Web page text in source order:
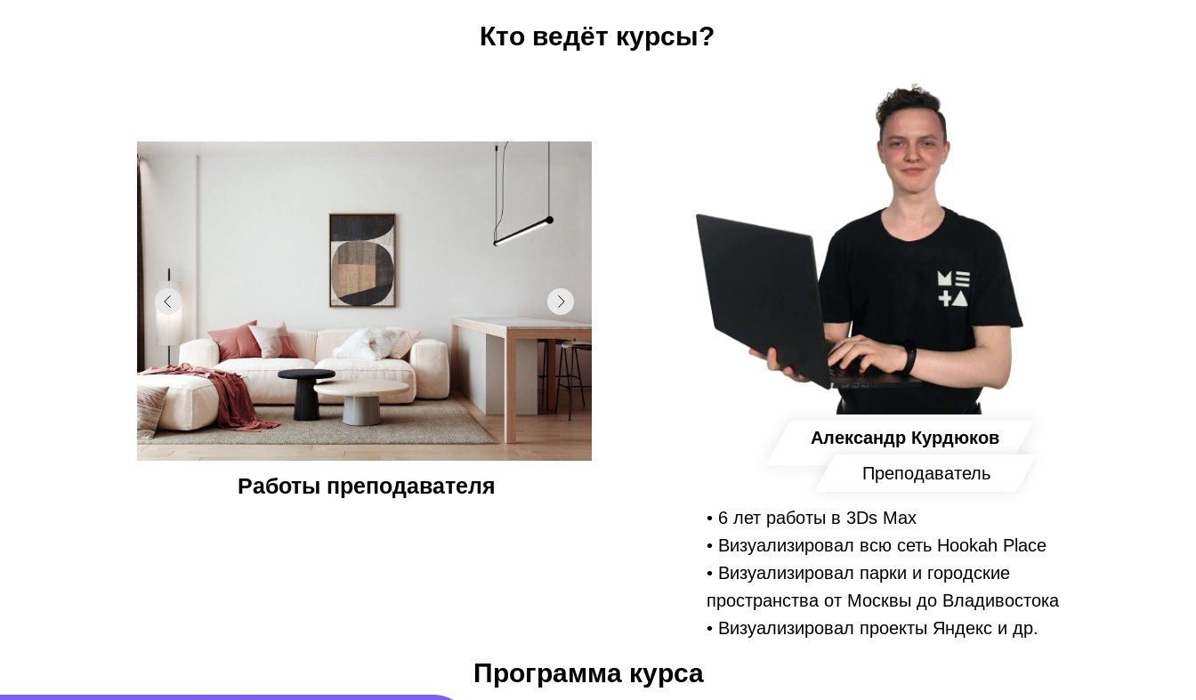
Александр Курдюков
Преподаватель
Кто ведёт курсы?
Работы преподавателя
• 6 лет работы в 3Ds Max
• Визуализировал всю сеть Hookah Place
• Визуализировал парки и городские
пространства от Москвы до Владивостока
• Визуализировал проекты Яндекс и др.
Программа курса